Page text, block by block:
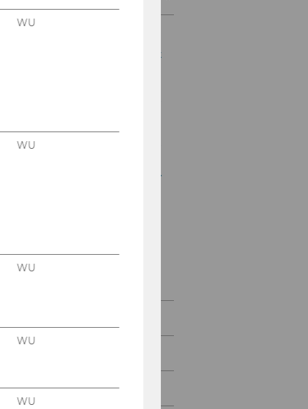
30. März 2006, 26. Stück
Mitteilungsblatt vom
Mitteilungsblatt vom 15.
Juni 2006
WU
WU
WU
WU
WU